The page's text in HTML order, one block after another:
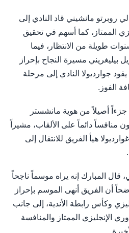
روبرتو مانشيني قاد النادي إلى
الممتاز، كما أسهم في تحقيق
طويلة من الانتظار، فيما
بيليغريني مسيرة النجاح بإحراز
جوارديولا النادي إلى مرحلة
الفوز.
جزءاً أصيلاً من هوية مانشستر
منافساً دائماً على الألقاب، مشيراً
هيأ الفريق للانتقال إلى
المبارك إنه يراه موسماً ناجحاً
أن الفريق أنهى الموسم بإحراز
وكأس رابطة الأندية، إلى جانب
الإنجليزي الممتاز والمنافسة